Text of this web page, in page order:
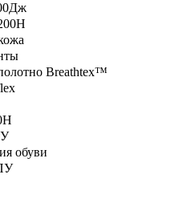
Breathtex™
обуви